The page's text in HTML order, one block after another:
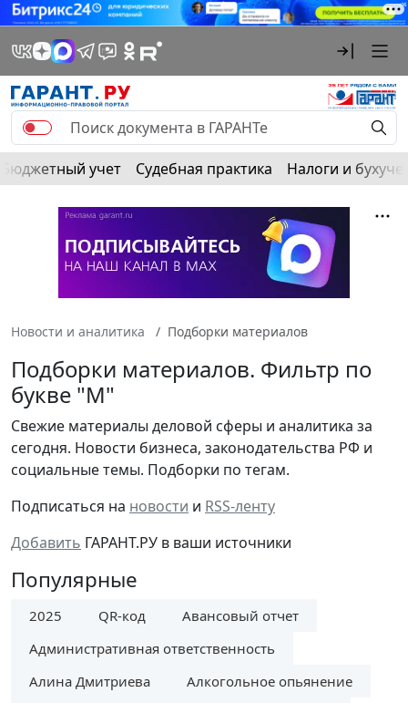
Бюджетный учет Судебная практика Налоги и
Новости и аналитика Подборки материалов
Подборки материалов. Фильтр по
букве "М"
Cвежие материалы деловой сферы и аналитика за
сегодня. Новости бизнеса, законодательства РФ и
социальные темы. Подборки по тегам.
Подписаться на новости и RSS-ленту
Добавить ГАРАНТ.РУ в ваши источники
Популярные
2025 QR-код
Авансовый отчет
Административная ответственность
Алина Дмитриева
Алкогольное опьянение